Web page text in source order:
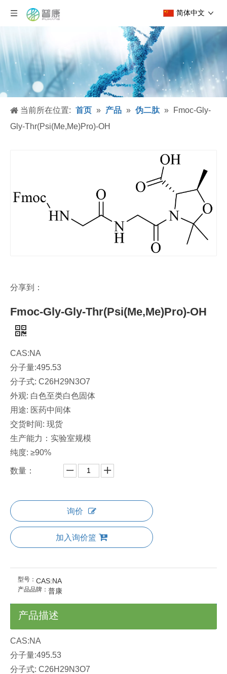
简体中文
当前所在位置: 首页 » 产品 » 伪二肽 »
Fmoc-Gly-
Gly-Thr(Psi(Me,Me)Pro)-OH
分享到：
Fmoc-Gly-Gly-Thr(Psi(Me,Me)Pro)-OH
CAS:NA
分子量:495.53
分子式: C26H29N3O7
外观: 白色至类白色固体
用途: 医药中间体
交货时间: 现货
生产能力：实验室规模
纯度: ≥90%
数量：
询价
加入询价篮
型号： CAS:NA
产品品牌： 普康
产品描述
CAS:NA
分子量:495.53
分子式: C26H29N3O7